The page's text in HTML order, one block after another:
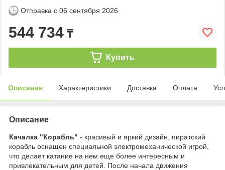
Отправка с 06 сентября 2026
544 734 ₸
Купить
Описание Характеристики Доставка Оплата
Описание
Качалка "Корабль" - красивый и яркий дизайн, пиратский
корабль оснащен специальной электромеханической игрой,
что делает катание на нем еще более интересным и
привлекательным для детей. После начала движения